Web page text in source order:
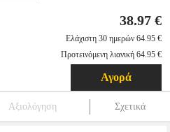
38.97 €
Ελάχιστη 30 ημερών 64.95 €
Προτεινόμενη λιανική 64.95 €
Αγορά
Αξιολόγηση Σχετικά